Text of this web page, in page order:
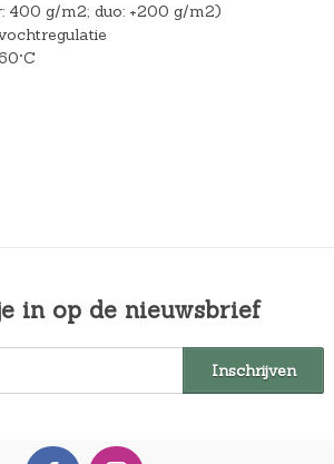
400 g/m2; duo: +200 g/m2)
in op de nieuwsbrief